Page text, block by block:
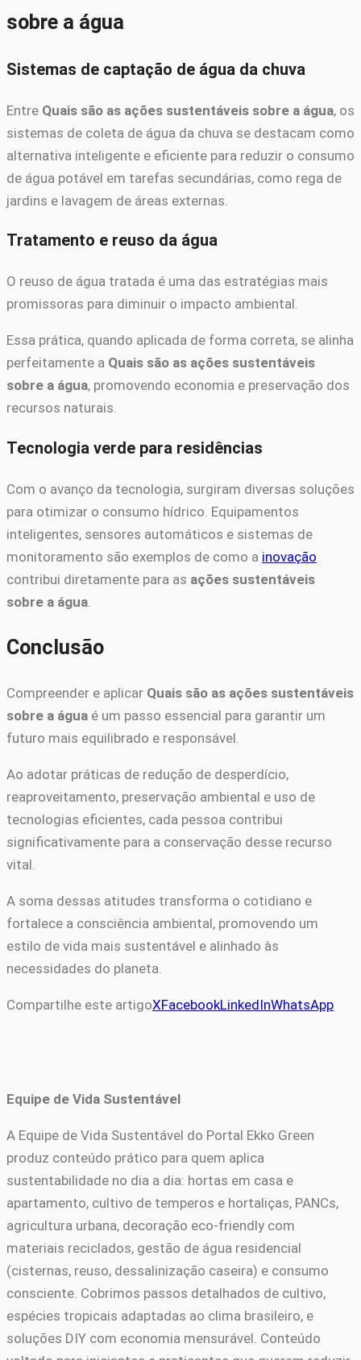
sobre a água
Sistemas de captação de água da chuva
Entre Quais são as ações sustentáveis sobre a água, os
sistemas de coleta de água da chuva se destacam como
alternativa inteligente e eficiente para reduzir o consumo
de água potável em tarefas secundárias, como rega de
jardins e lavagem de áreas externas.
Tratamento e reuso da água
O reuso de água tratada é uma das estratégias mais
promissoras para diminuir o impacto ambiental.
Essa prática, quando aplicada de forma correta, se alinha
perfeitamente a Quais são as ações sustentáveis
sobre a água, promovendo economia e preservação dos
recursos naturais.
Tecnologia verde para residências
Com o avanço da tecnologia, surgiram diversas soluções
para otimizar o consumo hídrico. Equipamentos
inteligentes, sensores automáticos e sistemas de
monitoramento são exemplos de como a inovação
contribui diretamente para as ações sustentáveis
sobre a água.
Conclusão
Compreender e aplicar Quais são as ações sustentáveis
sobre a água é um passo essencial para garantir um
futuro mais equilibrado e responsável.
Ao adotar práticas de redução de desperdício,
reaproveitamento, preservação ambiental e uso de
tecnologias eficientes, cada pessoa contribui
significativamente para a conservação desse recurso
vital.
A soma dessas atitudes transforma o cotidiano e
fortalece a consciência ambiental, promovendo um
estilo de vida mais sustentável e alinhado às
necessidades do planeta.
Compartilhe este artigoXFacebookLinkedInWhatsApp
Equipe de Vida Sustentável
A Equipe de Vida Sustentável do Portal Ekko Green
produz conteúdo prático para quem aplica
sustentabilidade no dia a dia: hortas em casa e
apartamento, cultivo de temperos e hortaliças, PANCs,
agricultura urbana, decoração eco-friendly com
materiais reciclados, gestão de água residencial
(cisternas, reuso, dessalinização caseira) e consumo
consciente. Cobrimos passos detalhados de cultivo,
espécies tropicais adaptadas ao clima brasileiro, e
soluções DIY com economia mensurável. Conteúdo